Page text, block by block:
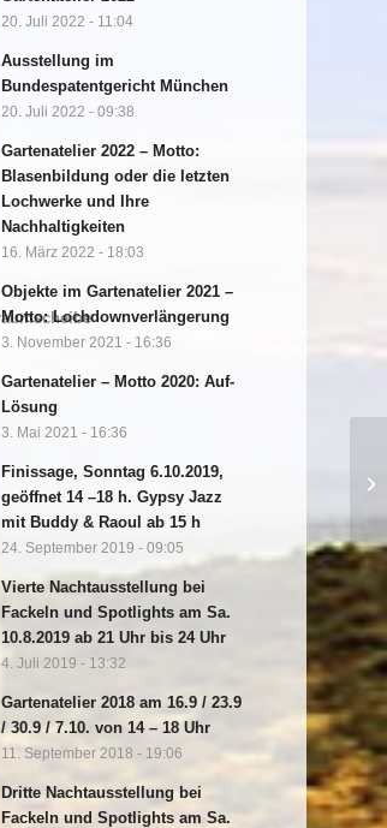
20. Juli 2022 - 11:04
Ausstellung im
Bundespatentgericht München
20. Juli 2022 - 09:38
Gartenatelier 2022 – Motto:
Blasenbildung oder die letzten
Lochwerke und Ihre
Nachhaltigkeiten
16. März 2022 - 18:03
Objekte im Gartenatelier 2021 –
Motto: Lochdownverlängerung
3. November 2021 - 16:36
Gartenatelier – Motto 2020: Auf-
Lösung
3. Mai 2021 - 16:36
Finissage, Sonntag 6.10.2019,
geöffnet 14 –18 h. Gypsy Jazz
mit Buddy & Raoul ab 15 h
24. September 2019 - 09:05
Vierte Nachtausstellung bei
Fackeln und Spotlights am Sa.
10.8.2019 ab 21 Uhr bis 24 Uhr
4. Juli 2019 - 13:32
Gartenatelier 2018 am 16.9 / 23.9
/ 30.9 / 7.10. von 14 – 18 Uhr
11. September 2018 - 19:06
Dritte Nachtausstellung bei
Fackeln und Spotlights am Sa.